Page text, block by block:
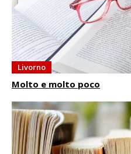
Livorno
Molto e molto poco